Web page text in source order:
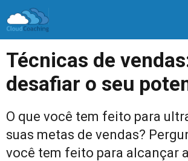
Técnicas de
desafiar o seu
O que você tem feito para
suas metas de vendas?
você tem feito para alcançar